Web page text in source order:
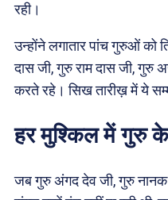
रही।
उन्होंने लगातार पांच गुरुओं
दास जी, गुरु राम दास जी,
करते रहे। सिख तारीख़ में ये
हर मुश्किल में गुरु
जब गुरु अंगद देव जी, गुरु